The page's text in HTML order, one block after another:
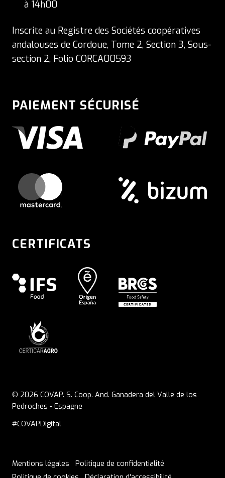
à 14h00
Inscrite au Registre des Sociétés coopératives
andalouses de Cordoue, Tome 2, Section 3, Sous-
section 2, Folio CORCA00593
PAIEMENT SÉCURISÉ
CERTIFICATS
© 2026 COVAP. S. Coop. And. Ganadera del Valle de los
Pedroches - Espagne
#COVAPDigital
Mentions légales
Politique de confidentialité